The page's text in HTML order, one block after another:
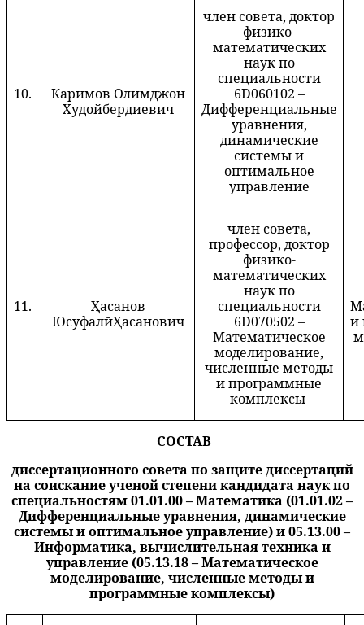
10.
Каримов Олимджон
Худойбердиевич
член совета, доктор
физико-
математических
наук по
специальности
6D060102 –
Дифференциальные
уравнения,
динамические
системы и
оптимальное
управление
11. Ҳасанов
ЮсуфалӣҲасанович
член совета,
профессор, доктор
физико-
математических
наук по
специальности
6D070502 –
Математическое
моделирование,
численные методы
и программные
комплексы
и
СОСТАВ
диссертационного совета по защите диссертаций
на соискание ученой степени кандидата наук по
специальностям 01.01.00 – Математика (01.01.02 –
Дифференциальные уравнения, динамические
системы и оптимальное управление) и 05.13.00 –
Информатика, вычислительная техника и
управление (05.13.18 – Математическое
моделирование, численные методы и
программные комплексы)